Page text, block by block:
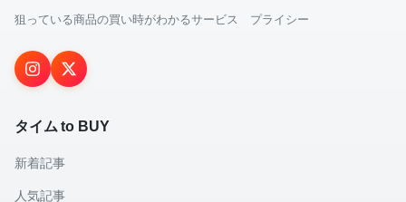
狙っている商品の買い時がわかるサービス プライシー
タイム to BUY
新着記事
人気記事